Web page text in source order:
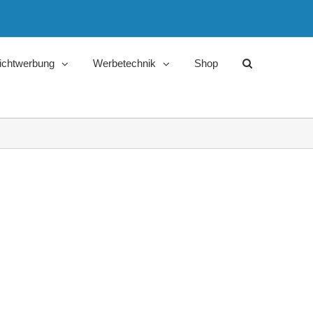
Werbetechnik Shop